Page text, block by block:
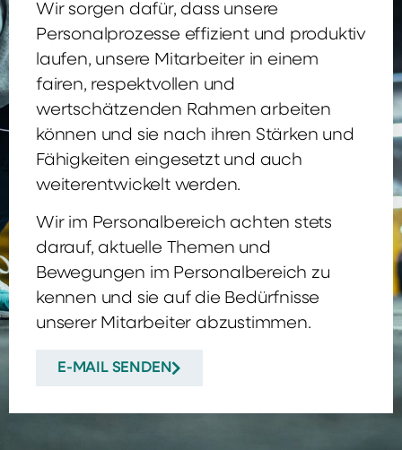
Wir sorgen dafür, dass unsere
Personalprozesse effizient und produktiv
laufen, unsere Mitarbeiter in einem
fairen, respektvollen und
wertschätzenden Rahmen arbeiten
können und sie nach ihren Stärken und
Fähigkeiten eingesetzt und auch
weiterentwickelt werden.
Wir im Personalbereich achten stets
darauf, aktuelle Themen und
Bewegungen im Personalbereich zu
kennen und sie auf die Bedürfnisse
unserer Mitarbeiter abzustimmen.
E-MAIL SENDEN